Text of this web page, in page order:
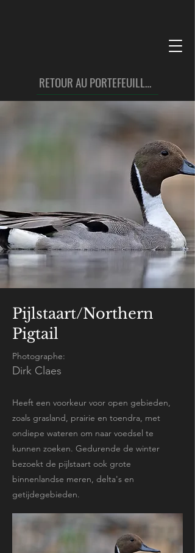
Pijlstaart/Northern
Pigtail
Photographe:
Dirk Claes
Heeft een voorkeur voor open gebieden,
zoals grasland, prairie en toendra, met
ondiepe wateren om naar voedsel te
kunnen zoeken. Gedurende de winter
bezoekt de pijlstaart ook grote
binnenlandse meren, delta's en
getijdegebieden.